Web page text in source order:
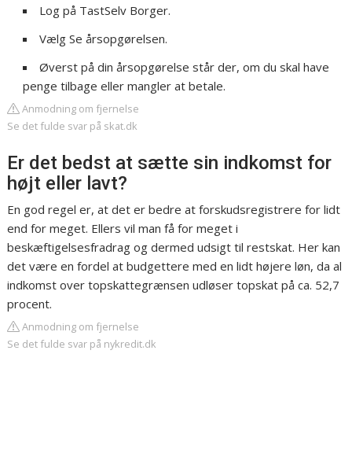
Log på TastSelv Borger.
Vælg Se årsopgørelsen.
Øverst på din årsopgørelse står der, om du skal have
penge tilbage eller mangler at betale.
Anmodning om fjernelse
Se det fulde svar på skat.dk
Er det bedst at sætte sin indkomst for
højt eller lavt?
En god regel er, at det er bedre at forskudsregistrere for lidt
end for meget. Ellers vil man få for meget i
beskæftigelsesfradrag og dermed udsigt til restskat. Her kan
det være en fordel at budgettere med en lidt højere løn, da al
indkomst over topskattegrænsen udløser topskat på ca. 52,7
procent.
Anmodning om fjernelse
Se det fulde svar på nykredit.dk